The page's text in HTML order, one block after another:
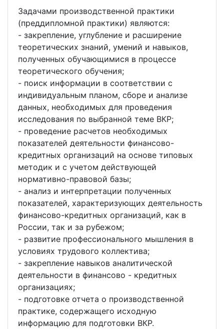
Задачами производственной практики
(преддипломной практики) являются:
- закрепление, углубление и расширение
теоретических знаний, умений и навыков,
полученных обучающимися в процессе
теоретического обучения;
- поиск информации в соответствии с
индивидуальным планом, сборе и анализе
данных, необходимых для проведения
исследования по выбранной теме ВКР;
- проведение расчетов необходимых
показателей деятельности финансово-
кредитных организаций на основе типовых
методик и с учетом действующей
нормативно-правовой базы;
- анализ и интерпретации полученных
показателей, характеризующих деятельность
финансово-кредитных организаций, как в
России, так и за рубежом;
- развитие профессионального мышления в
условиях трудового коллектива;
- закрепление навыков аналитической
деятельности в финансово - кредитных
организациях;
- подготовке отчета о производственной
практике, содержащего исходную
информацию для подготовки ВКР.